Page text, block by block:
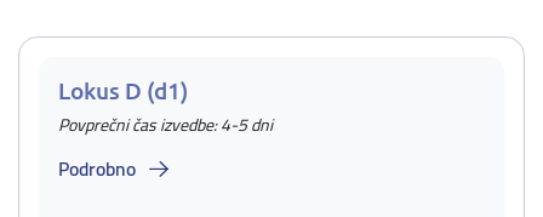
Lokus D (d1)
Povprečni čas izvedbe: 4-5 dni
Podrobno